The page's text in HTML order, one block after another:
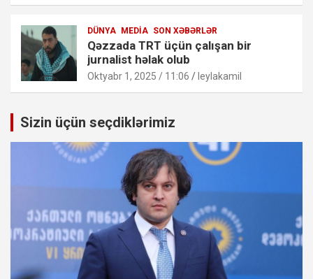
DÜNYA MEDIA SON XƏBƏRLƏR
Qəzzada TRT üçün çalışan bir
jurnalist həlak olub
Oktyabr 1, 2025 / 11:06 leylakamil
Sizin üçün seçdiklərimiz